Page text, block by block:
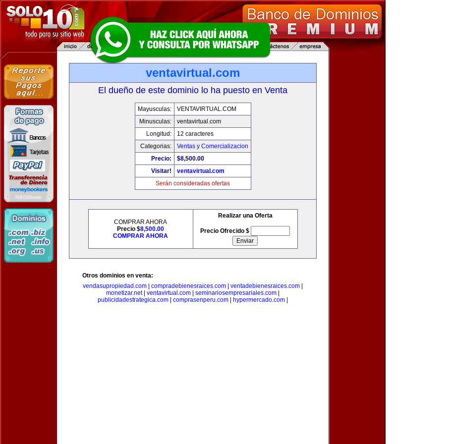
ventavirtual.com
El dueño de este dominio lo ha puesto en Venta
Mayusculas:
VENTAVIRTUAL.COM
Minusculas:
ventavirtual.com
Longitud:
12 caracteres
Categorias:
Ventas y Comercializacion
Precio:
$8,500.00
Visitar!
ventavirtual.com
Serán consideradas ofertas
COMPRAR AHORA
Precio $8,500.00
COMPRAR AHORA
Realizar una Oferta
Precio Ofrecido $
Otros dominios en venta:
vendasupropiedad.com
compradebienesraices.com ventadebienesraices.com
monetizar.net| ventavirtual.com seminariosempresariales.com
publicidadestrategica.com
comprasenperu.com hypermercado.com